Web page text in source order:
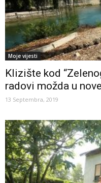
Moje vijesti
Klizište kod
radovi možda u
13 Septembra, 2019